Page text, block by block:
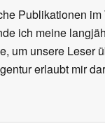
Publikationen
ich meine
um unsere Leser
erlaubt mir